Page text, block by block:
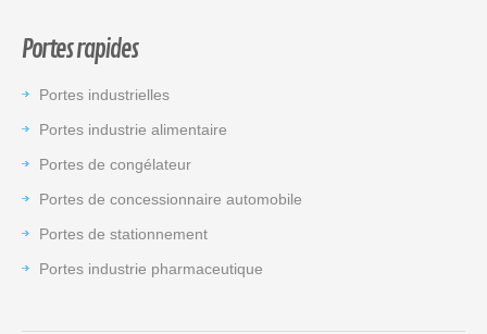
Portes rapides
Portes industrielles
Portes industrie alimentaire
Portes de congélateur
Portes de concessionnaire automobile
Portes de stationnement
Portes industrie pharmaceutique